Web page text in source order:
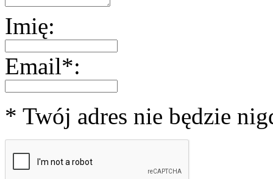
Imię:
Email*:
* Twój adres nie będzie